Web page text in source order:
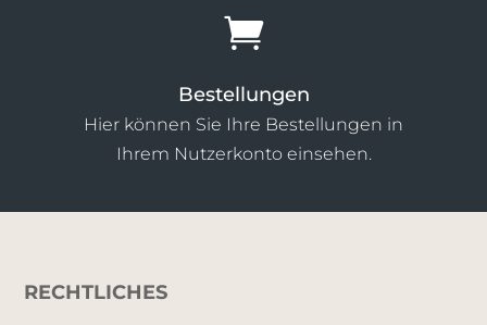

Bestellungen
Hier können Sie Ihre Bestellungen in
Ihrem Nutzerkonto einsehen.
RECHTLICHES